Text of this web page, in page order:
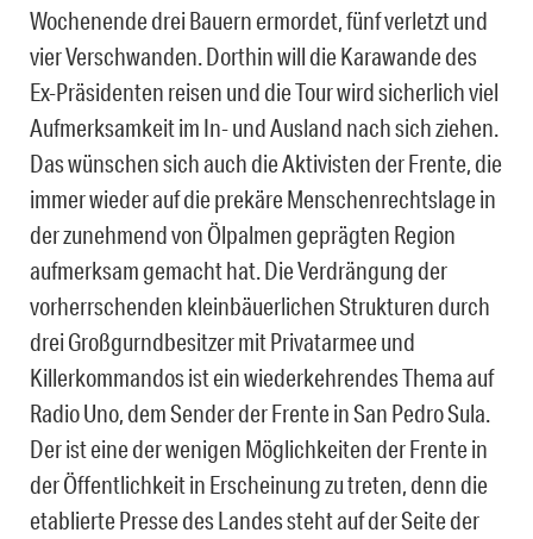
Wochenende drei Bauern ermordet, fünf verletzt und
vier Verschwanden. Dorthin will die Karawande des
Ex-Präsidenten reisen und die Tour wird sicherlich viel
Aufmerksamkeit im In- und Ausland nach sich ziehen.
Das wünschen sich auch die Aktivisten der Frente, die
immer wieder auf die prekäre Menschenrechtslage in
der zunehmend von Ölpalmen geprägten Region
aufmerksam gemacht hat. Die Verdrängung der
vorherrschenden kleinbäuerlichen Strukturen durch
drei Großgurndbesitzer mit Privatarmee und
Killerkommandos ist ein wiederkehrendes Thema auf
Radio Uno, dem Sender der Frente in San Pedro Sula.
Der ist eine der wenigen Möglichkeiten der Frente in
der Öffentlichkeit in Erscheinung zu treten, denn die
etablierte Presse des Landes steht auf der Seite der